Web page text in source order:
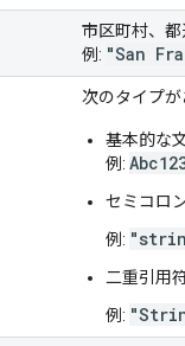
市区町村、都
例: "San
次のタイプが
基本的な
例:
セミコロ
例:
二重引用
例: